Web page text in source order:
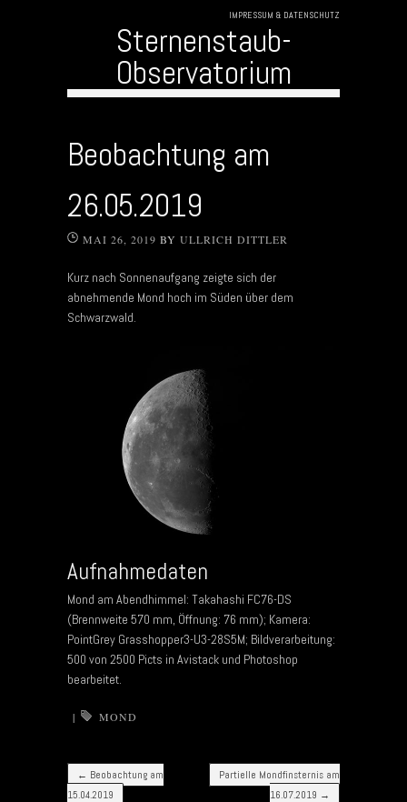
IMPRESSUM & DATENSCHUTZ
Sternenstaub-
Observatorium
Beobachtung am
26.05.2019
MAI 26, 2019 BY ULLRICH DITTLER
Kurz nach Sonnenaufgang zeigte sich der
abnehmende Mond hoch im Süden über dem
Schwarzwald.
Aufnahmedaten
Mond am Abendhimmel: Takahashi FC76-DS
(Brennweite 570 mm, Öffnung: 76 mm); Kamera:
PointGrey Grasshopper3-U3-28S5M; Bildverarbeitung:
500 von 2500 Picts in Avistack und Photoshop
bearbeitet.
| MOND
Post navigation
← Beobachtung am
15.04.2019
Partielle Mondfinsternis am
16.07.2019 →